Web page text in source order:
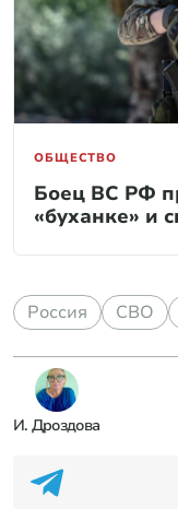
ОБЩЕСТВО
Боец ВС РФ
«буханке» и
Россия СВО
И. Дроздова